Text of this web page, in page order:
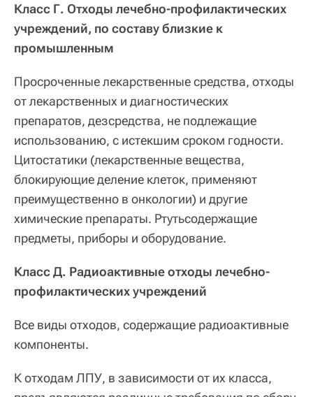
Класс Г. Отходы лечебно-профилактических
учреждений, по составу близкие к
промышленным
Просроченные лекарственные средства, отходы
от лекарственных и диагностических
препаратов, дезсредства, не подлежащие
использованию, с истекшим сроком годности.
Цитостатики (лекарственные вещества,
блокирующие деление клеток, применяют
преимущественно в онкологии) и другие
химические препараты. Ртутьсодержащие
предметы, приборы и оборудование.
Класс Д. Радиоактивные отходы лечебно-
профилактических учреждений
Все виды отходов, содержащие радиоактивные
компоненты.
К отходам ЛПУ, в зависимости от их класса,